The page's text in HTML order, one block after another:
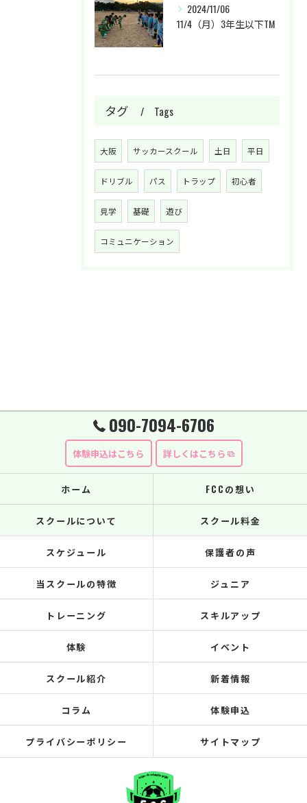
2024/11/06
11/4（月）3年生以下TM
タグ Tags
大阪 サッカースクール 土日 平日
ドリブル パス トラップ 初心者
見学 基礎 遊び
コミュニケーション
090-7094-6706
体験申込はこちら 詳しくはこちら
ホーム FCCの想い
スクールについて スクール料金
スケジュール 保護者の声
当スクールの特徴 ジュニア
トレーニング スキルアップ
体験 イベント
スクール紹介 新着情報
コラム 体験申込
プライバシーポリシー サイトマップ